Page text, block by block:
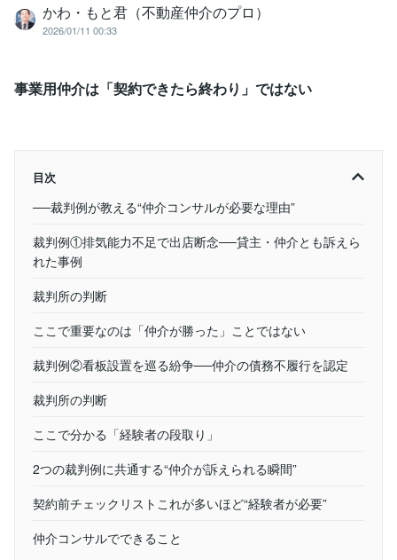
かわ・もと君（不動産仲介のプロ）
2026/01/11 00:33
事業用仲介は「契約できたら終わり」ではない
目次
──裁判例が教える“仲介コンサルが必要な理由”
裁判例①排気能力不足で出店断念──貸主・仲介とも訴えら
れた事例
裁判所の判断
ここで重要なのは「仲介が勝った」ことではない
裁判例②看板設置を巡る紛争──仲介の債務不履行を認定
裁判所の判断
ここで分かる「経験者の段取り」
2つの裁判例に共通する“仲介が訴えられる瞬間”
契約前チェックリストこれが多いほど“経験者が必要”
仲介コンサルでできること